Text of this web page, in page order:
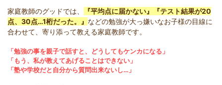
家庭教師のグッドでは、
『平均点に届かない』『テスト結果が20
点、30点…1桁だった。』 などの勉強が大っ嫌いなお子様の目線に
合わせて、寄り添って教える家庭教師です。
「勉強の事を親子で話すと、どうしてもケンカになる」
「もう、私が教えてあげることはできない」
「塾や学校だと自分から質問出来ないし…」